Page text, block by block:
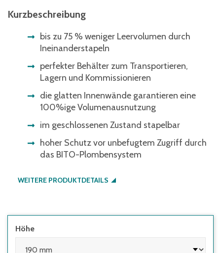
Kurzbeschreibung
bis zu 75 % weniger Leervolumen durch
Ineinanderstapeln
perfekter Behälter zum Transportieren,
Lagern und Kommissionieren
die glatten Innenwände garantieren eine
100%ige Volumenausnutzung
im geschlossenen Zustand stapelbar
hoher Schutz vor unbefugtem Zugriff durch
das BITO-Plombensystem
WEITERE PRODUKTDETAILS
Höhe